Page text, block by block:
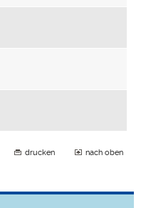
drucken nach oben